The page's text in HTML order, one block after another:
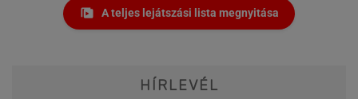
A teljes lejátszási lista megnyitása
HÍRLEVÉL